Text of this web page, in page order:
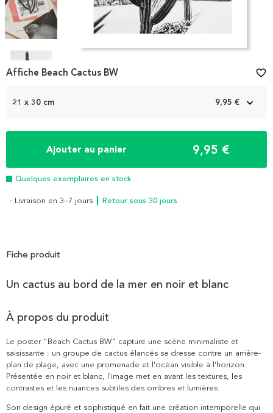
1
21 x 30 cm 9,95 €
Ajouter au panier 9,95 €
Quelques exemplaires en stock
- Livraison en 3–7 jours ┃ Retour sous 30 jours
Affiche Beach Cactus BW favorite_border
Fiche produit
Un cactus au bord de la mer en noir et blanc
À propos du produit
Le poster "Beach Cactus BW" capture une scène minimaliste et
saisissante : un groupe de cactus élancés se dresse contre un arrière-
plan de plage, avec une promenade et l'océan visible à l'horizon.
Présentée en noir et blanc, l'image met en avant les textures, les
contrastes et les nuances subtiles des ombres et lumières.
Son design épuré et sophistiqué en fait une création intemporelle qui